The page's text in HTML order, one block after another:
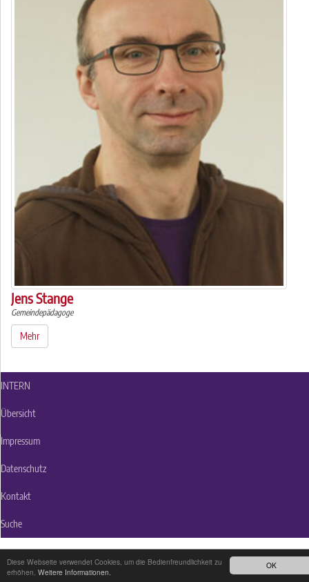
OK
Diese Webseite verwendet Cookies, um die Bedienfreundlichkeit zu
erhöhen. Weitere Informationen.
Jens Stange
Gemeindepädagoge
Mehr
INTERN
Übersicht
Impressum
Datenschutz
Kontakt
Suche